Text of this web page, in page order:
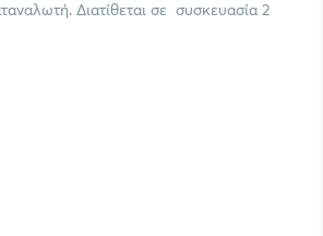
Διατίθεται σε συσκευασία 2